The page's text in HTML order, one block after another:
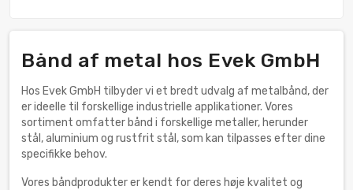
Bånd af metal hos Evek GmbH
Hos Evek GmbH tilbyder vi et bredt udvalg af metalbånd, der
er ideelle til forskellige industrielle applikationer. Vores
sortiment omfatter bånd i forskellige metaller, herunder
stål, aluminium og rustfrit stål, som kan tilpasses efter dine
specifikke behov.
Vores båndprodukter er kendt for deres høje kvalitet og